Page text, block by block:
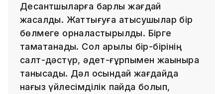
Десантшыларға барлық жағдай
жасалды. Жаттығуға қатысушылар бір
бөлмеге орналастырылды. Бірге
тамақтанады. Сол арқылы бір-бірінің
салт-дәстүр, әдет-ғұрпымен жақынырақ
танысады. Дәл осындай жағдайда
нағыз үйлесімділік пайда болып,